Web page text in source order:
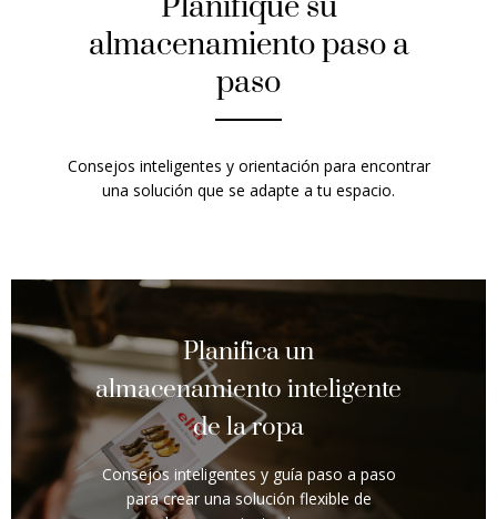
Planifique su
almacenamiento paso a
paso
Consejos inteligentes y orientación para encontrar
una solución que se adapte a tu espacio.
Planifica un
almacenamiento inteligente
de la ropa
Consejos inteligentes y guía paso a paso
para crear una solución flexible de